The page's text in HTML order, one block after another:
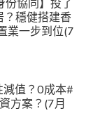
穩健搭建香
業一步到位(7
減值？0成本#
方案？(7月